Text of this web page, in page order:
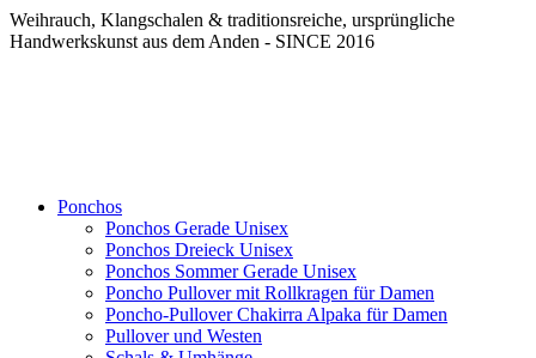
Weihrauch, Klangschalen & traditionsreiche, ursprüngliche
Handwerkskunst aus dem Anden - SINCE 2016
Ponchos
Ponchos Gerade Unisex
Ponchos Dreieck Unisex
Ponchos Sommer Gerade Unisex
Poncho Pullover mit Rollkragen für Damen
Poncho-Pullover Chakirra Alpaka für Damen
Pullover und Westen